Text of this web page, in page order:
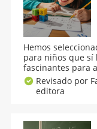
Hemos
para niños que sí
fascinantes para
forma más
más pequeños.
sobre las
Revisado por
editora